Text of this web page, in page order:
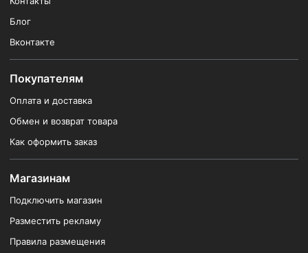
Блог
Вконтакте
Покупателям
Оплата и доставка
Обмен и возврат товара
Как оформить заказ
Магазинам
Подключить магазин
Разместить рекламу
Правила размещения